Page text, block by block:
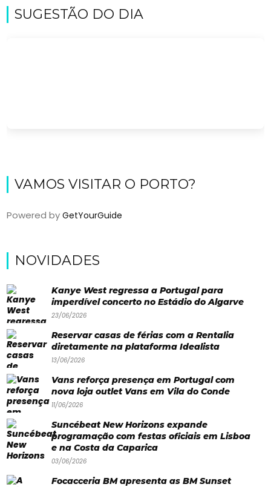
Onde
dormir?
Lifestyle
Restaurantes
Paradisíacas
Eventos
Água
&
SUGESTÃO DO DIA
VAMOS VISITAR O PORTO?
Powered byGetYourGuide
NOVIDADES
Kanye West regressa a Portugal para
imperdível concerto no Estádio do Algarve
23/06/2026
Reservar casas de férias com a Rentalia
diretamente na plataforma Idealista
13/06/2026
Vans reforça presença em Portugal com
nova loja outlet Vans em Vila do Conde
11/06/2026
Suncébeat New Horizons expande
programação com festas oficiais em Lisboa
e na Costa da Caparica
03/06/2026
Focacceria BM apresenta as BM Sunset